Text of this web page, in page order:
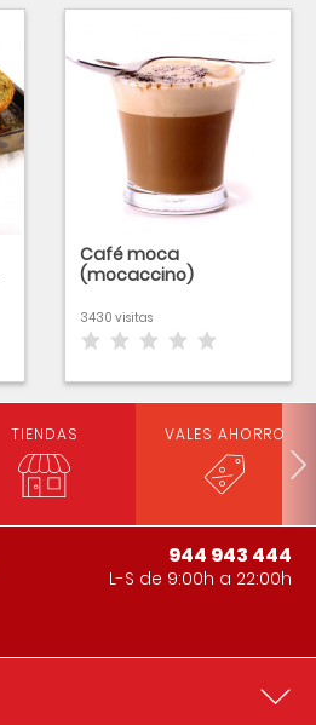
Café moca
(mocaccino)
3430 visitas
TIENDAS VALES AHORRO
944 943 444
L-S de 9:00h a 22:00h